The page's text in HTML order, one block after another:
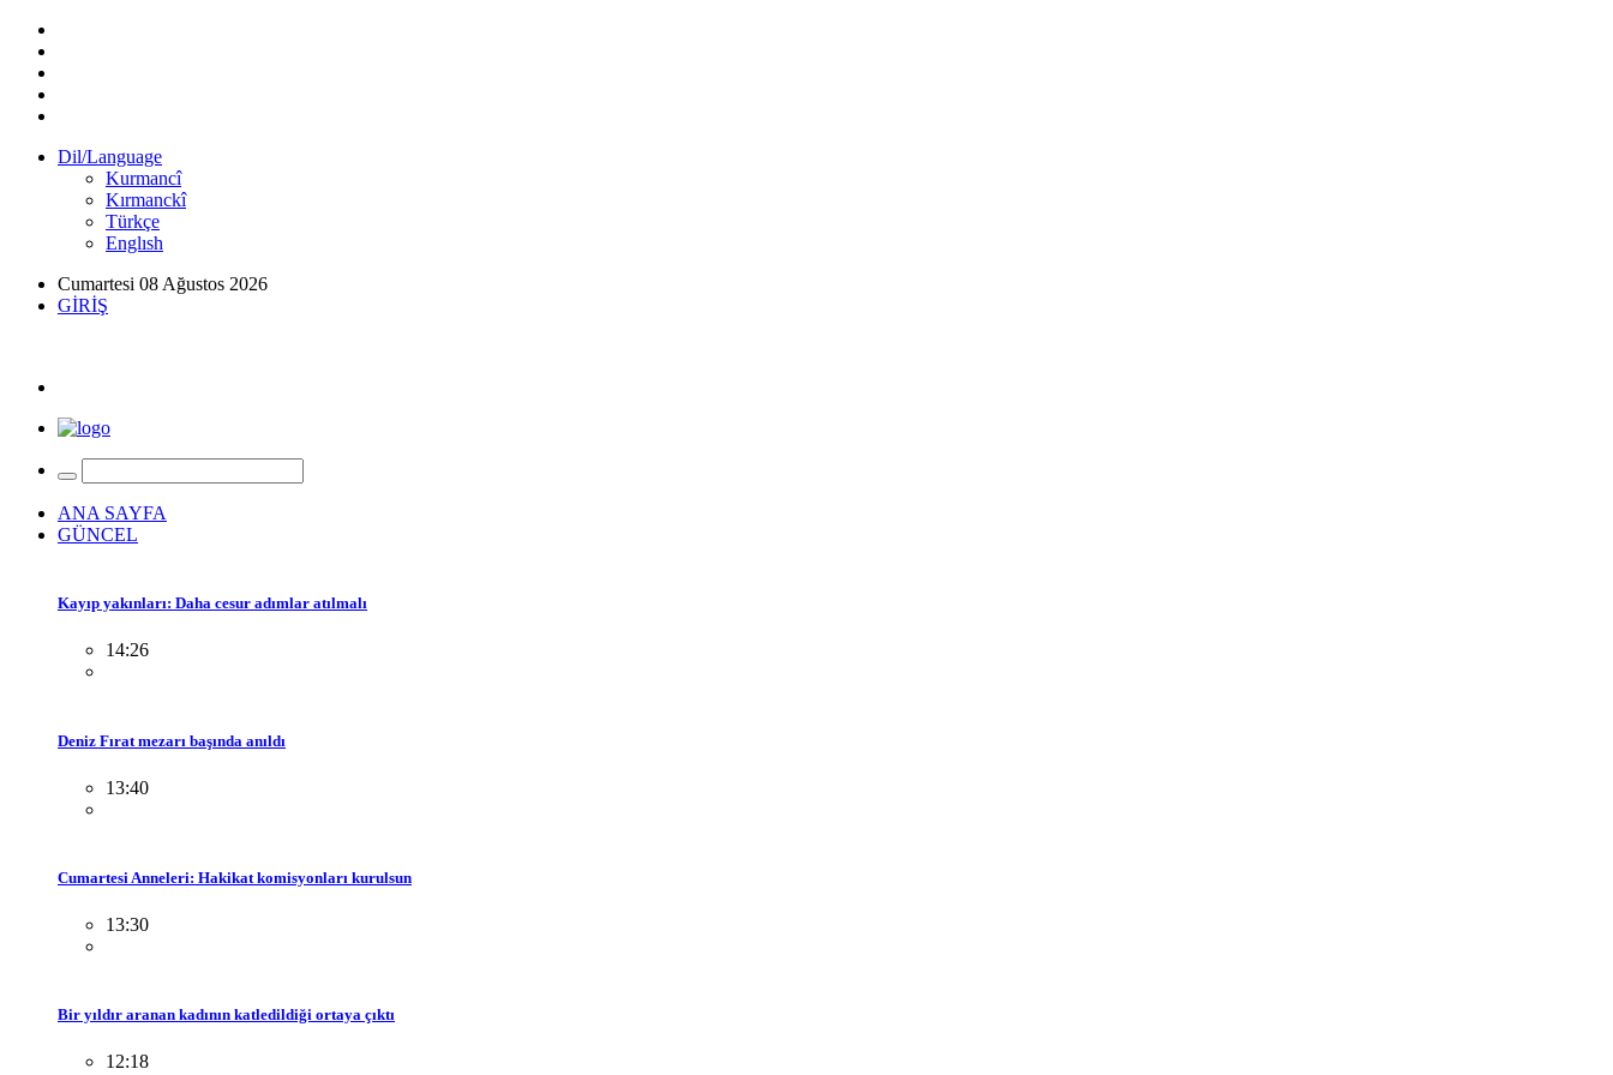
Dil/Language
Kurmancî
Kırmanckî
Türkçe
Englısh
Cumartesi 08 Ağustos 2026
GİRİŞ
ANA SAYFA
GÜNCEL
Kayıp yakınları: Daha cesur adımlar atılmalı
14:26
Deniz Fırat mezarı başında anıldı
13:40
Cumartesi Anneleri: Hakikat komisyonları kurulsun
13:30
Bir yıldır aranan kadının katledildiği ortaya çıktı
12:18